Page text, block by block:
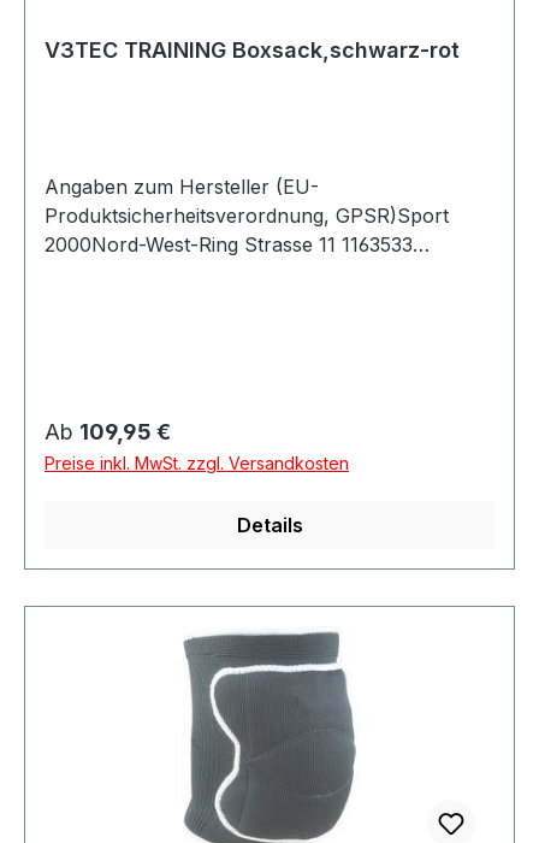
V3TEC TRAINING Boxsack,schwarz-rot
Angaben zum Hersteller (EU-
Produktsicherheitsverordnung, GPSR)Sport
2000Nord-West-Ring Strasse 11 1163533
Regulärer Preis:
Ab 109,95 €
Preise inkl. MwSt. zzgl. Versandkosten
Details